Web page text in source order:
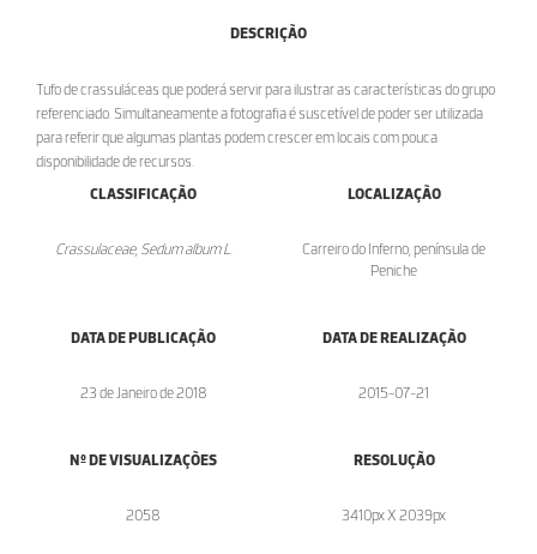
DESCRIÇÃO
Tufo de crassuláceas que poderá servir para ilustrar as características do grupo
referenciado. Simultaneamente a fotografia é suscetível de poder ser utilizada
para referir que algumas plantas podem crescer em locais com pouca
disponibilidade de recursos.
CLASSIFICAÇÃO
Crassulaceae, Sedum album L.
LOCALIZAÇÃO
Carreiro do Inferno, península de
Peniche
DATA DE PUBLICAÇÃO
23 de Janeiro de 2018
DATA DE REALIZAÇÃO
2015-07-21
Nº DE VISUALIZAÇÕES
2058
RESOLUÇÃO
3410px X 2039px